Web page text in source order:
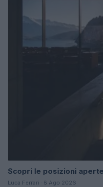
Scopri le posizioni
Luca Ferrari · 8 Ago 2026